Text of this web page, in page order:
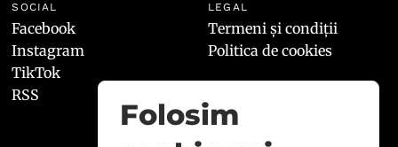
SOCIAL
Facebook
Instagram
TikTok
RSS
LEGAL
Termeni și condiții
Politica de cookies
Folosim